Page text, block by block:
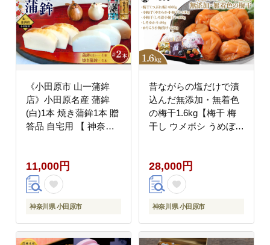
《小田原市 山一蒲鉾
店》小田原名産 蒲鉾
(白)1本 焼き蒲鉾1本 贈
答品 自宅用 【 神奈川
11,000円
神奈川県 小田原市
昔ながらの塩だけで漬
込んだ無添加・無着色
の梅干1.6kg【梅干 梅
干し ウメボシ うめぼし
色 神奈川県 小田原市
】
28,000円
神奈川県 小田原市